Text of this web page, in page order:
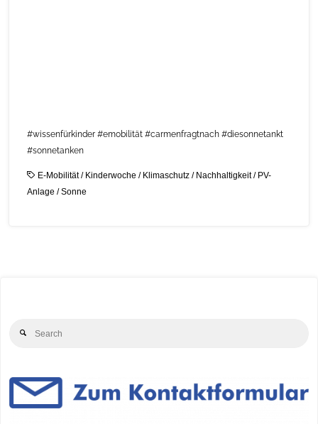
#wissenfürkinder #emobilität #carmenfragtnach #diesonnetankt
#sonnetanken
E-Mobilität/ Kinderwoche / Klimaschutz/ Nachhaltigkeit/ PV-
Anlage /Sonne
Search